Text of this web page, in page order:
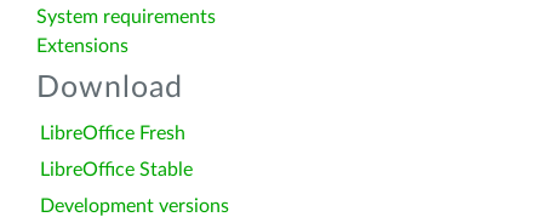
System requirements
Extensions
Download
LibreOffice Fresh
LibreOffice Stable
Development versions